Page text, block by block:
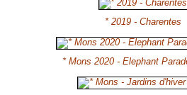
* 2019 - Charentes
* Mons 2020 - Elephant